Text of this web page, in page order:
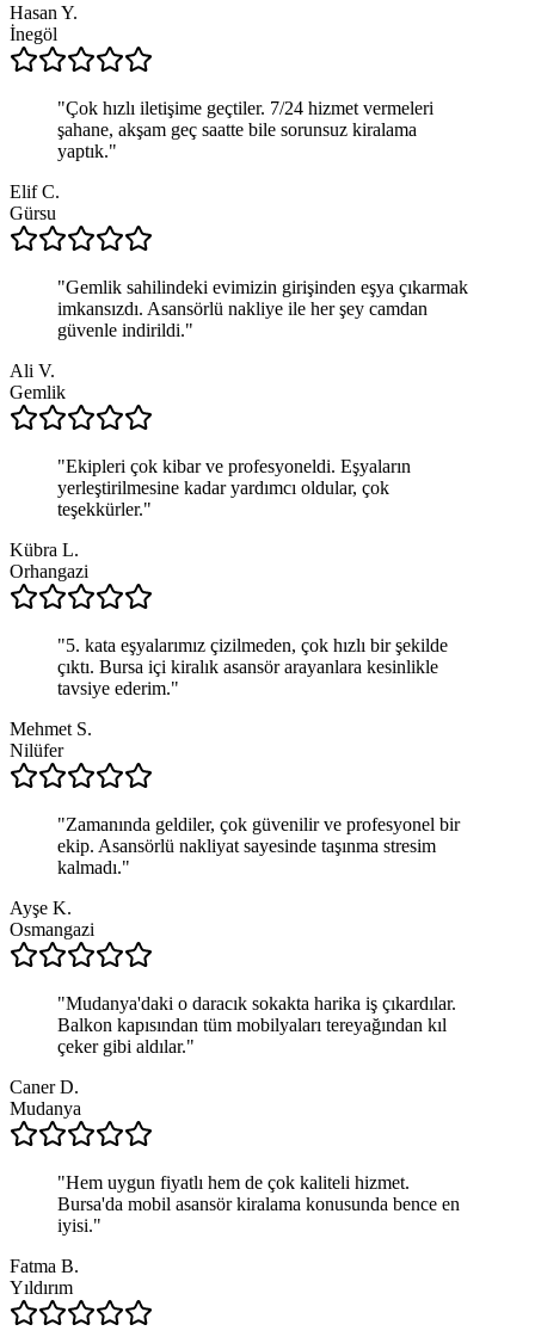
Hasan Y.
İnegöl
"Çok hızlı iletişime geçtiler. 7/24 hizmet vermeleri
şahane, akşam geç saatte bile sorunsuz kiralama
yaptık."
Elif C.
Gürsu
"Gemlik sahilindeki evimizin girişinden eşya çıkarmak
imkansızdı. Asansörlü nakliye ile her şey camdan
güvenle indirildi."
Ali V.
Gemlik
"Ekipleri çok kibar ve profesyoneldi. Eşyaların
yerleştirilmesine kadar yardımcı oldular, çok
teşekkürler."
Kübra L.
Orhangazi
"5. kata eşyalarımız çizilmeden, çok hızlı bir şekilde
çıktı. Bursa içi kiralık asansör arayanlara kesinlikle
tavsiye ederim."
Mehmet S.
Nilüfer
"Zamanında geldiler, çok güvenilir ve profesyonel bir
ekip. Asansörlü nakliyat sayesinde taşınma stresim
kalmadı."
Ayşe K.
Osmangazi
"Mudanya'daki o daracık sokakta harika iş çıkardılar.
Balkon kapısından tüm mobilyaları tereyağından kıl
çeker gibi aldılar."
Caner D.
Mudanya
"Hem uygun fiyatlı hem de çok kaliteli hizmet.
Bursa'da mobil asansör kiralama konusunda bence en
iyisi."
Fatma B.
Yıldırım